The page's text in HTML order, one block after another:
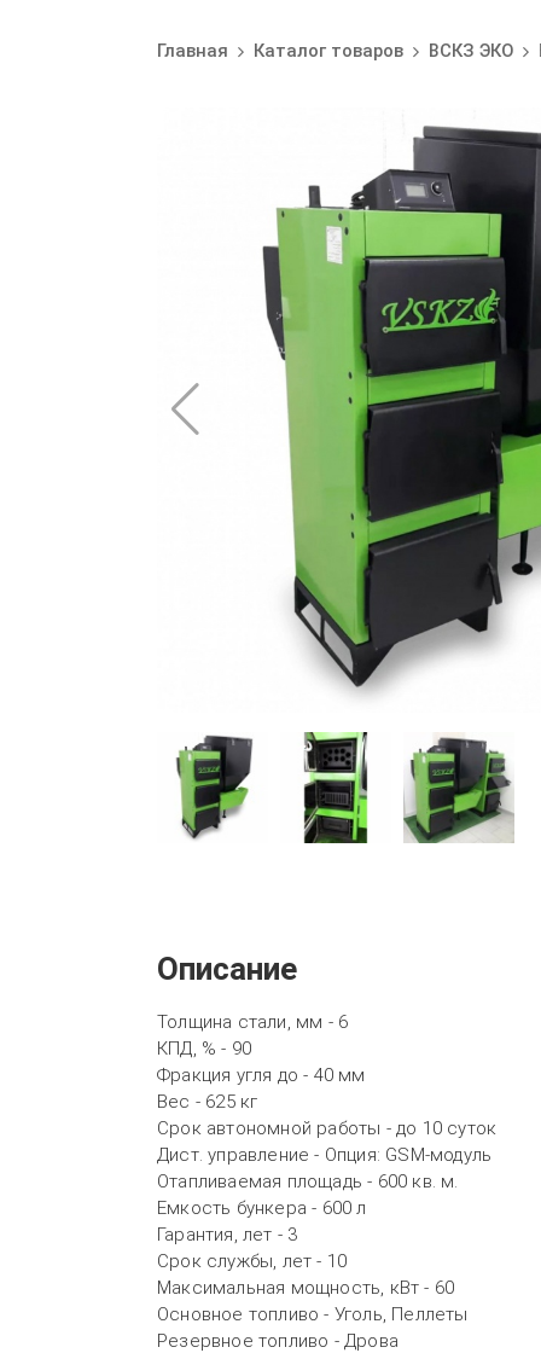
Главная Каталог товаров ВСКЗ ЭКО
Описание
Толщина стали, мм - 6
КПД, % - 90
Фракция угля до - 40 мм
Вес - 625 кг
Срок автономной работы - до 10 суток
Дист. управление - Опция: GSM-модуль
Отапливаемая площадь - 600 кв. м.
Емкость бункера - 600 л
Гарантия, лет - 3
Срок службы, лет - 10
Максимальная мощность, кВт - 60
Основное топливо - Уголь, Пеллеты
Резервное топливо - Дрова